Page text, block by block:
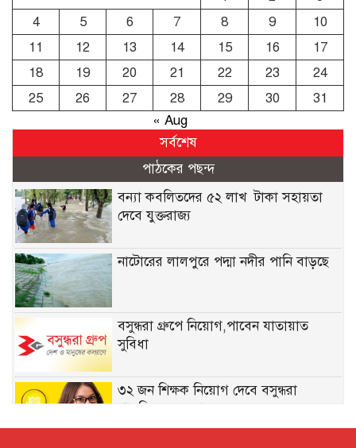
4
5 6 7 8 9
10
11
12 13 14 15 16
17
18
19 20 21 22 23
24
25
26 27 28 29 30
31
« Aug
সর্বশেষ
পাঠকের পছন্দ
বন্যা কব‌লিতদের ৫২ লাখ টাকা সহায়তা
দেবে যুক্তরাজ্য
নাটোরের লালপুরে পদ্মা নদীর পানি বাড়ছে
বসুন্ধরা গ্রুপে নিয়োগ,পাবেন যাতায়াত
সুবিধা
৩২ জন শিক্ষক নিয়োগ দেবে বসুন্ধরা
পাবলিক স্কুল অ্যান্ড কলেজ